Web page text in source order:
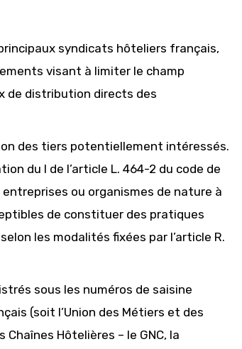
syndicats hôteliers français,
visant à limiter le champ
de distribution directs des
des tiers potentiellement intéressés.
du I de l’article L. 464-2 du code de
ou organismes de nature à
de constituer des pratiques
les modalités fixées par l’article R.
sous les numéros de saisine
(soit l’Union des Métiers et des
Chaînes Hôtelières – le GNC, la